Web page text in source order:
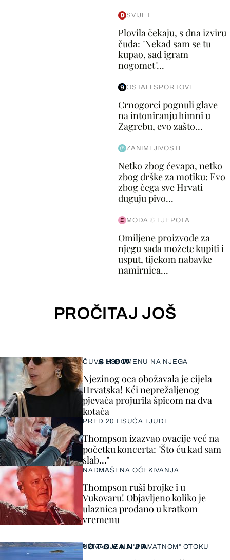
SVIJET
Plovila čekaju, s dna izviru
čuda: "Nekad sam se tu
kupao, sad igram
nogomet"...
OSTALI SPORTOVI
Crnogorci pognuli glave
na intoniranju himni u
Zagrebu, evo zašto...
ZANIMLJIVOSTI
Netko zbog ćevapa, netko
zbog drške za motiku: Evo
zbog čega sve Hrvati
duguju pivo...
MODA & LJEPOTA
Omiljene proizvode za
njegu sada možete kupiti i
usput, tijekom nabavke
namirnica...
PROČITAJ JOŠ
SHOW
ČUVA USPOMENU NA NJEGA
Njezinog oca obožavala je cijela
Hrvatska! Kći neprežaljenog
pjevača projurila špicom na dva
kotača
PRED 20 TISUĆA LJUDI
Thompson izazvao ovacije već na
početku koncerta: "Što ću kad sam
slab..."
NADMAŠENA OČEKIVANJA
Thompson ruši brojke i u
Vukovaru! Objavljeno koliko je
ulaznica prodano u kratkom
vremenu
PUTOVANJA
UŽIVANJE NA "PRIVATNOM" OTOKU